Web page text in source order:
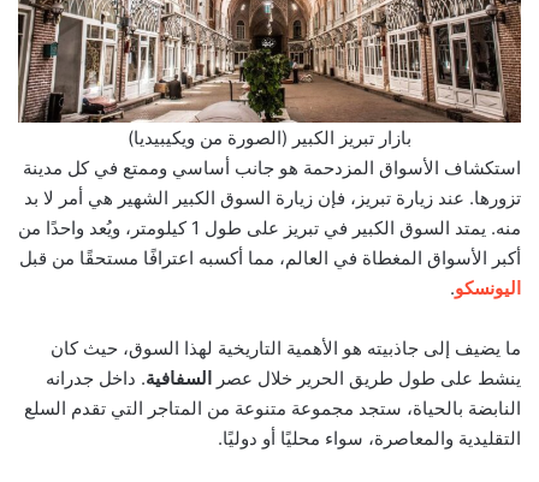
بازار تبريز الكبير (الصورة من ويكيبيديا)
استكشاف الأسواق المزدحمة هو جانب أساسي وممتع في كل مدينة
تزورها. عند زيارة تبريز، فإن زيارة السوق الكبير الشهير هي أمر لا بد
منه. يمتد السوق الكبير في تبريز على طول 1 كيلومتر، ويُعد واحدًا من
أكبر الأسواق المغطاة في العالم، مما أكسبه اعترافًا مستحقًا من قبل
اليونسكو.
ما يضيف إلى جاذبيته هو الأهمية التاريخية لهذا السوق، حيث كان
ينشط على طول طريق الحرير خلال عصر
السفافية. داخل جدرانه
النابضة بالحياة، ستجد مجموعة متنوعة من المتاجر التي تقدم السلع
التقليدية والمعاصرة، سواء محليًا أو دوليًا.